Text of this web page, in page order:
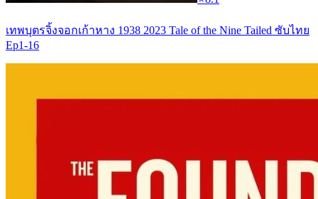
เทพบุตรจิ้งจอกเก้าหาง 1938 2023 Tale of the Nine Tailed ซับไทย
Ep1-16